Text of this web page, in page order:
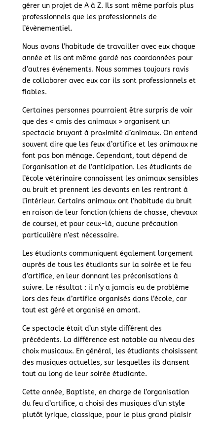
gérer un projet de A à Z. Ils sont même parfois plus
professionnels que les professionnels de
l’évènementiel.
Nous avons l’habitude de travailler avec eux chaque
année et ils ont même gardé nos coordonnées pour
d’autres événements. Nous sommes toujours ravis
de collaborer avec eux car ils sont professionnels et
fiables.
Certaines personnes pourraient être surpris de voir
que des « amis des animaux » organisent un
spectacle bruyant à proximité d’animaux. On entend
souvent dire que les feux d’artifice et les animaux ne
font pas bon ménage. Cependant, tout dépend de
l’organisation et de l’anticipation. Les étudiants de
l’école vétérinaire connaissent les animaux sensibles
au bruit et prennent les devants en les rentrant à
l’intérieur. Certains animaux ont l’habitude du bruit
en raison de leur fonction (chiens de chasse, chevaux
de course), et pour ceux-là, aucune précaution
particulière n’est nécessaire.
Les étudiants communiquent également largement
auprès de tous les étudiants sur la soirée et le feu
d’artifice, en leur donnant les préconisations à
suivre. Le résultat : il n’y a jamais eu de problème
lors des feux d’artifice organisés dans l’école, car
tout est géré et organisé en amont.
Ce spectacle était d’un style différent des
précédents. La différence est notable au niveau des
choix musicaux. En général, les étudiants choisissent
des musiques actuelles, sur lesquelles ils dansent
tout au long de leur soirée étudiante.
Cette année, Baptiste, en charge de l’organisation
du feu d’artifice, a choisi des musiques d’un style
plutôt lyrique, classique, pour le plus grand plaisir